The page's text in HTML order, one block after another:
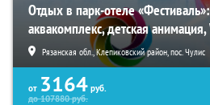
Отдых в парк-отеле
аквакомплекс, детская
Рязанская обл., Клепиковский район, пос. Чулис
от 3164 руб.
до107880руб.